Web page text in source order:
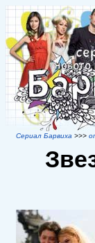
Сериал Барвиха >>>